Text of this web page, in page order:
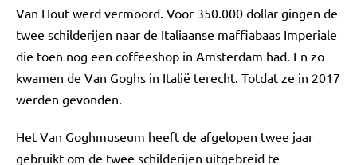
Van Hout werd vermoord. Voor 350.000 dollar gingen de
twee schilderijen naar de Italiaanse maffiabaas Imperiale
die toen nog een coffeeshop in Amsterdam had. En zo
kwamen de Van Goghs in Italië terecht. Totdat ze in 2017
werden gevonden.
Het Van Goghmuseum heeft de afgelopen twee jaar
gebruikt om de twee schilderijen uitgebreid te